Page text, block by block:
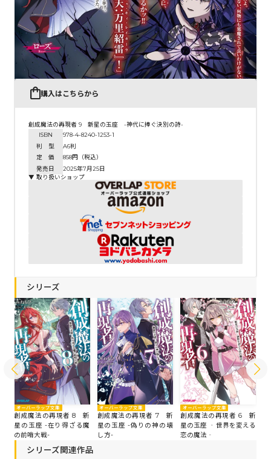
購入はこちらから
創成魔法の再現者 9 新星の玉座 -神代に捧ぐ決別の詩-
ISBN
978-4-8240-1253-1
判 型
A6判
定 価
858円（税込）
発売日
2025年7月25日
▼ 取り扱いショップ
シリーズ
オーバーラップ文庫
創成魔法の再現者 8 新
星の玉座 -在り得ざる魔
の前哨大戦-
オーバーラップ文庫
創成魔法の再現者 7 新
星の玉座 -偽りの神の壊
し方-
オーバーラップ文庫
創成魔法の再現者 6 新
星の玉座 ‐世界を変える
恋の魔法‐
シリーズ関連作品